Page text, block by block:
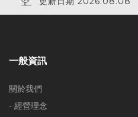
一般資訊
關於我們
- 經營理念